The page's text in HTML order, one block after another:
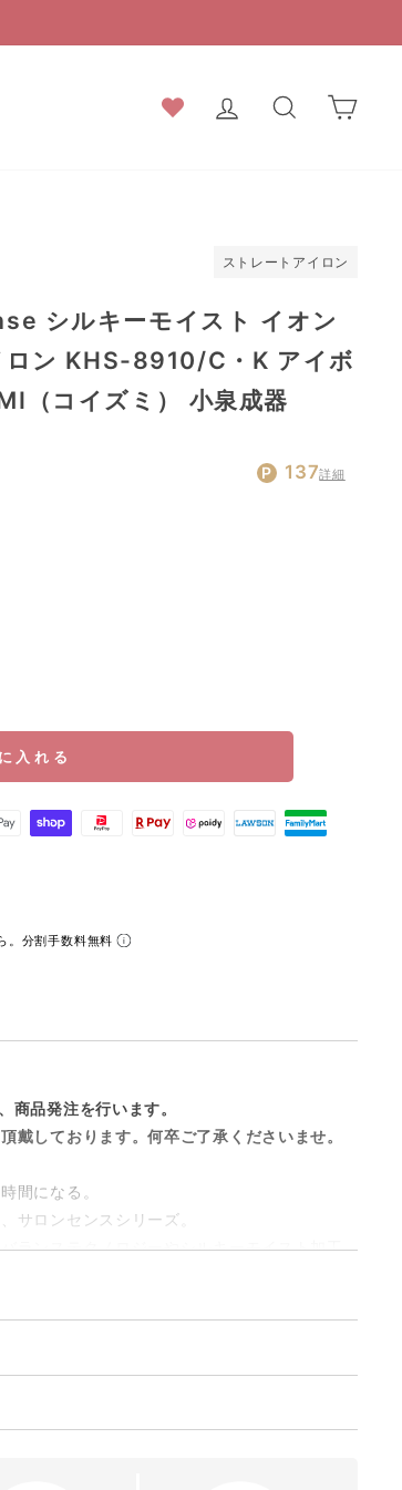
ログイン 検索結果カー
ストレートアイロン
シルキーモイスト イオン
ン KHS-8910/C・K アイボ
（コイズミ） 小泉成器
137詳細
通
常
入れる
。分割手数料無料
商品発注を行います。
戴しております。何卒ご了承くださいませ。
間になる。
サロンセンスシリーズ。
ランステクノロジーやシルキーモイスト加工
も、毎日のスタイリングで優しくいたわっ